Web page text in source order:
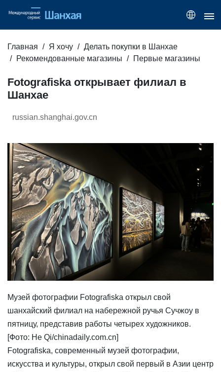
Главная Я хочу
Делать покупки в Шанхае
Рекомендованные магазины
Первые магазины
Fotografiska открывает филиал в
Шанхае
russian.shanghai.gov.cn
Музей фотографии Fotografiska открыл свой
шанхайский филиал на набережной ручья Сучжоу в
пятницу, представив работы четырех художников.
[Фото: He Qi/chinadaily.com.cn]
Fotografiska, современный музей фотографии,
искусства и культуры, открыл свой первый в Азии центр